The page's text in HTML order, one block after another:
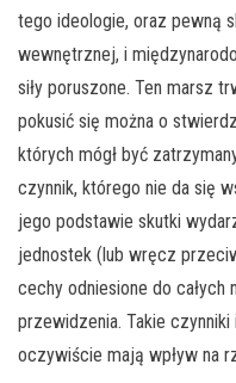
tego ideologie, oraz pewną
wewnętrznej, i
siły poruszone. Ten marsz
pokusić się można o
których mógł być
czynnik, którego nie da się
jego podstawie skutki
jednostek (lub wręcz
cechy odniesione do
przewidzenia. Takie
oczywiście mają wpływ na